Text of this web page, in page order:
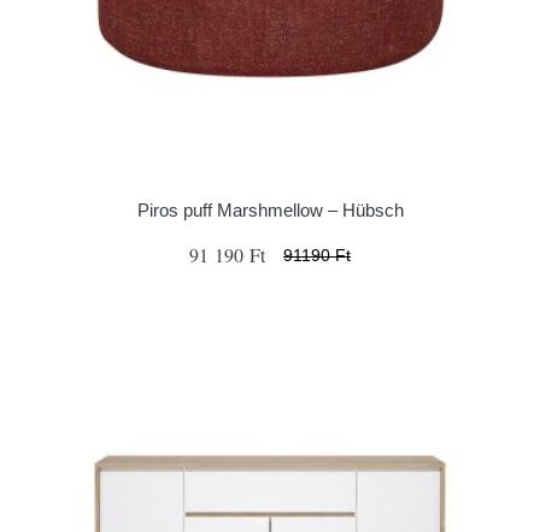
Piros puff Marshmellow – Hübsch
91 190 Ft 91190 Ft